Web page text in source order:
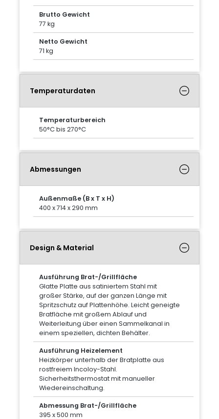
Brutto Gewicht
77 kg
Netto Gewicht
71 kg
Temperaturdaten
Temperaturbereich
50°C bis 270°C
Abmessungen
Außenmaße (B x T x H)
400 x 714 x 290 mm
Design & Material
Ausführung Brat-/Grillfläche
Glatte Platte aus satiniertem Stahl mit
großer Stärke, auf der ganzen Länge mit
Spritzschutz auf Plattenhöhe. Leicht geneigte
Bratfläche mit großem Ablauf und
Weiterleitung über einen Sammelkanal in
einem speziellen, dichten Behälter.
Ausführung Heizelement
Heizkörper unterhalb der Bratplatte aus
rostfreiem Incoloy-Stahl.
Sicherheitsthermostat mit manueller
Wiedereinschaltung.
Abmessung Brat-/Grillfläche
395 x 500 mm